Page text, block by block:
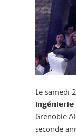
Le samedi
Grenoble
seconde